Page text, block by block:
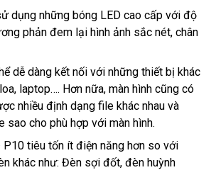
dụng những bóng LED cao cấp với độ
phản đem lại hình ảnh sắc nét, chân
dễ dàng kết nối với những thiết bị khác
laptop…. Hơn nữa, màn hình cũng có
nhiều định dạng file khác nhau và
sao cho phù hợp với màn hình.
P10 tiêu tốn ít điện năng hơn so với
khác như: Đèn sợi đốt, đèn huỳnh